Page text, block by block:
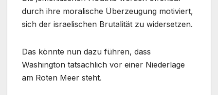
durch ihre moralische Überzeugung motiviert,
sich der israelischen Brutalität zu widersetzen.
Das könnte nun dazu führen, dass
Washington tatsächlich vor einer Niederlage
am Roten Meer steht.